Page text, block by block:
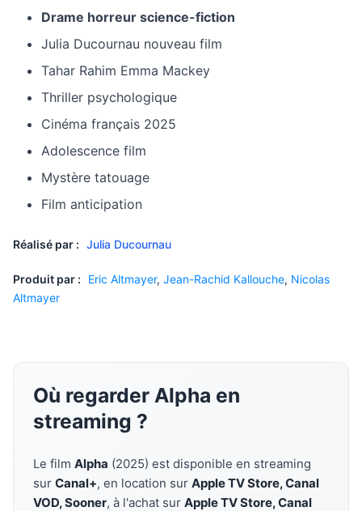
Drame horreur science-fiction
Julia Ducournau nouveau film
Tahar Rahim Emma Mackey
Thriller psychologique
Cinéma français 2025
Adolescence film
Mystère tatouage
Film anticipation
Réalisé par : Julia Ducournau
Produit par : Eric Altmayer, Jean-Rachid Kallouche, Nicolas
Altmayer
Où regarder Alpha en
streaming ?
Le film Alpha (2025) est disponible en streaming
sur Canal+, en location sur Apple TV Store, Canal
VOD, Sooner, à l'achat sur Apple TV Store, Canal